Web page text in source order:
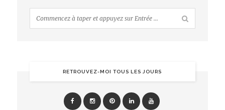
RETROUVEZ-MOI TOUS LES JOURS